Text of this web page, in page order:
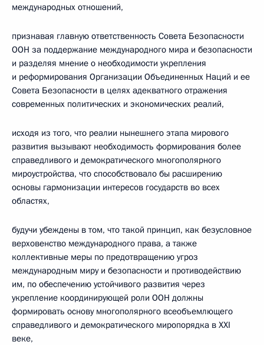
международных отношений,
признавая главную ответственность Совета Безопасности
ООН за поддержание международного мира и безопасности
и разделяя мнение о необходимости укрепления
и реформирования Организации Объединенных Наций и ее
Совета Безопасности в целях адекватного отражения
современных политических и экономических реалий,
исходя из того, что реалии нынешнего этапа мирового
развития вызывают необходимость формирования более
справедливого и демократического многополярного
мироустройства, что способствовало бы расширению
основы гармонизации интересов государств во всех
областях,
будучи убеждены в том, что такой принцип, как безусловное
верховенство международного права, а также
коллективные меры по предотвращению угроз
международным миру и безопасности и противодействию
им, по обеспечению устойчивого развития через
укрепление координирующей роли ООН должны
формировать основу многополярного всеобъемлющего
справедливого и демократического миропорядка в XXI
веке,